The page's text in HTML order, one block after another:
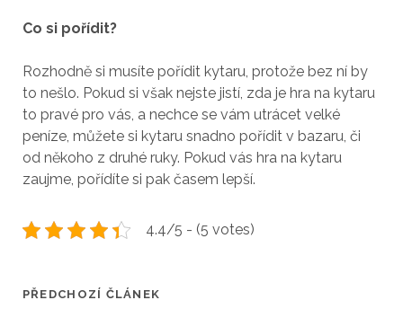
Co si pořídit?
Rozhodně si musíte pořídit kytaru, protože bez ní by
to nešlo. Pokud si však nejste jistí, zda je hra na kytaru
to pravé pro vás, a nechce se vám utrácet velké
peníze, můžete si kytaru snadno pořídit v bazaru, či
od někoho z druhé ruky. Pokud vás hra na kytaru
zaujme, pořídíte si pak časem lepší.
4.4/5 - (5 votes)
PŘEDCHOZÍ ČLÁNEK